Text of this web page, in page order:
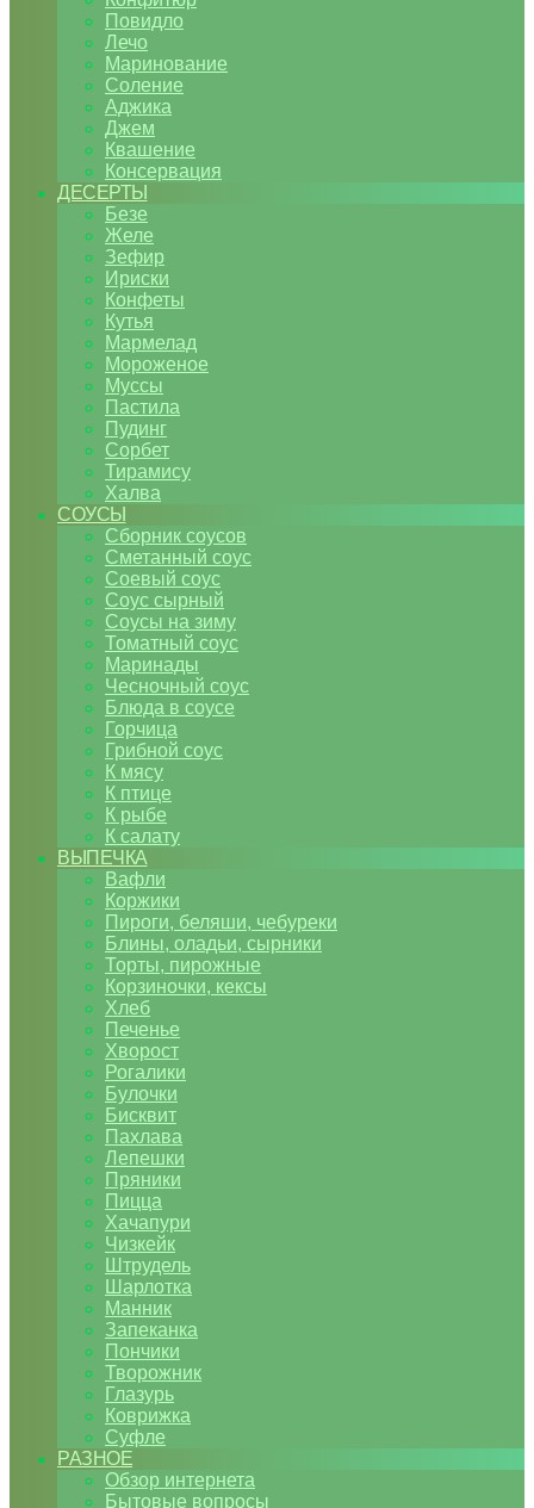
Повидло
Лечо
Маринование
Соление
Аджика
Джем
Квашение
Консервация
ДЕСЕРТЫ
Безе
Желе
Зефир
Ириски
Конфеты
Кутья
Мармелад
Мороженое
Муссы
Пастила
Пудинг
Сорбет
Тирамису
Халва
СОУСЫ
Сборник соусов
Сметанный соус
Соевый соус
Соус сырный
Соусы на зиму
Томатный соус
Маринады
Чесночный соус
Блюда в соусе
Горчица
Грибной соус
К мясу
К птице
К рыбе
К салату
ВЫПЕЧКА
Вафли
Коржики
Пироги, беляши, чебуреки
Блины, оладьи, сырники
Торты, пирожные
Корзиночки, кексы
Хлеб
Печенье
Хворост
Рогалики
Булочки
Бисквит
Пахлава
Лепешки
Пряники
Пицца
Хачапури
Чизкейк
Штрудель
Шарлотка
Манник
Запеканка
Пончики
Творожник
Глазурь
Коврижка
Суфле
РАЗНОЕ
Обзор интернета
Бытовые вопросы